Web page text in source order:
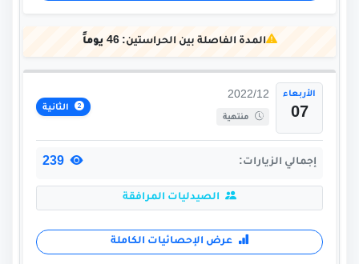
المدة الفاصلة بين الحراستين:46 يوماً
الأربعاء
07
2022/12
منتهية
الثانية
إجمالي الزيارات:
الصيدليات المرافقة
عرض الإحصائيات الكاملة